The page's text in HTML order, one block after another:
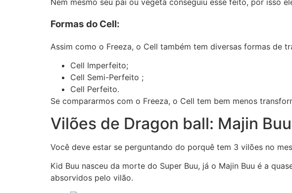
Nem mesmo seu pai ou vegeta conseguiu esse feito, por isso
Formas do Cell:
Assim como o Freeza, o Cell também tem diversas formas de
Cell Imperfeito;
Cell Semi-Perfeito ;
Cell Perfeito.
Se compararmos com o Freeza, o Cell tem bem menos
Vilões de Dragon ball: Majin
Você deve estar se perguntando do porquê tem 3 vilões no
Kid Buu nasceu da morte do Super Buu, já o Majin Buu é a
absorvidos pelo vilão.